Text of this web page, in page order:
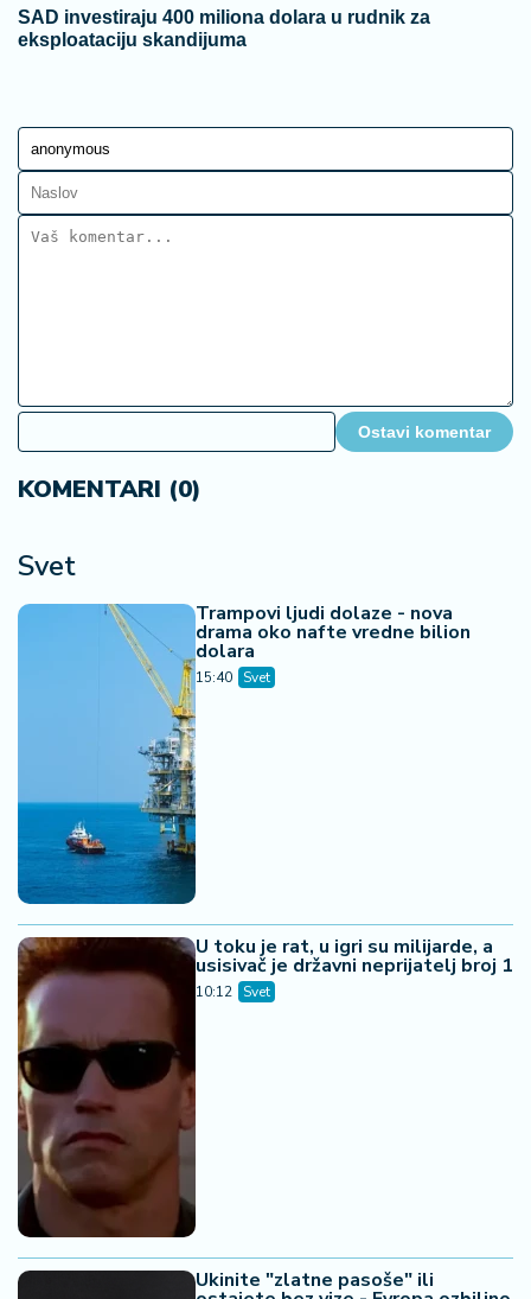
SAD investiraju 400 miliona dolara u rudnik za
eksploataciju skandijuma
Ostavi komentar
KOMENTARI (0)
Svet
Trampovi ljudi dolaze - nova
drama oko nafte vredne bilion
dolara
15:40 Svet
U toku je rat, u igri su milijarde, a
usisivač je državni neprijatelj broj 1
10:12 Svet
Ukinite "zlatne pasoše" ili